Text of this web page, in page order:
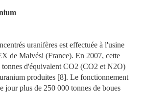
uranifères est effectuée à l'usine
de Malvési (France). En 2007, cette
tonnes d'équivalent CO2 (CO2 et N2O)
produites [8]. Le fonctionnement
jour plus de 250 000 tonnes de boues